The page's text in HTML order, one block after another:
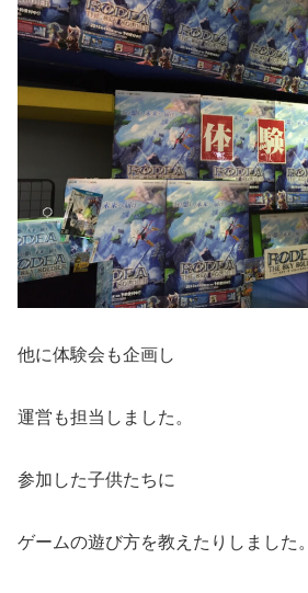
他に体験会も企画し
運営も担当しました。
参加した子供たちに
ゲームの遊び方を教えたりしました。